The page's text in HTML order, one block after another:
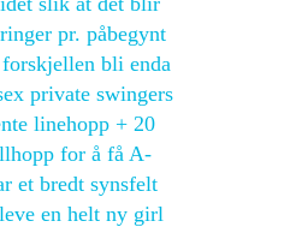
pr. påbegynt
bli enda
private swingers
linehopp + 20
for å få A-
et bredt synsfelt
en helt ny girl